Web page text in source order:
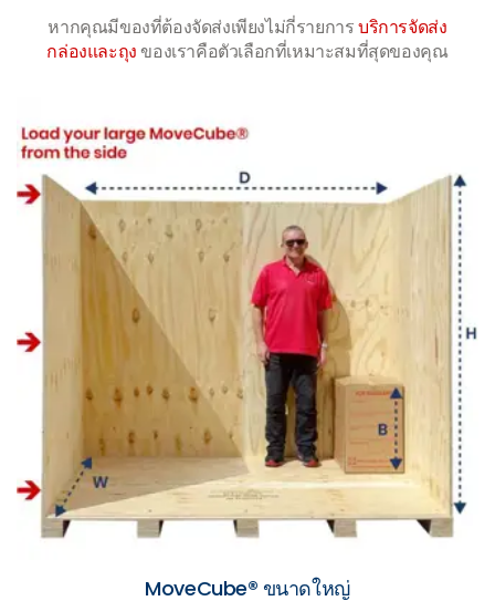
หากคุณมีของที่ต้องจัดส่งเพียงไม่กี่รายการบริการจัดส่ง
กล่องและถุงของเราคือตัวเลือกที่เหมาะสมที่สุดของคุณ
MoveCube® ขนาดใหญ่